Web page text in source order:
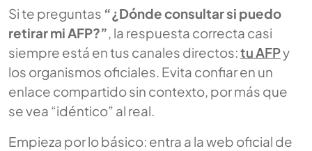
Si te preguntas “¿Dónde consultar si puedo
retirar mi AFP?” , la respuesta correcta casi
siempre está en tus canales directos:tu AFPy
los organismos oficiales. Evita confiar en un
enlace compartido sin contexto, por más que
se vea “idéntico” al real.
Empieza por lo básico: entra a la web oficial de